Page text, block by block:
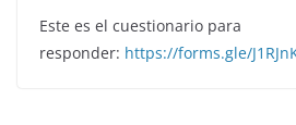
Este es el cuestionario para
responder: https://forms.gle/